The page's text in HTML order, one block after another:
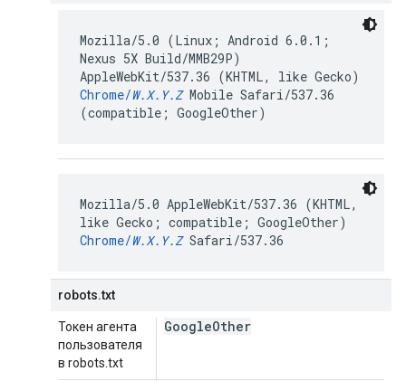
Mozilla/5.0 (Linux; Android 6.0.1;
Nexus 5X Build/MMB29P)
AppleWebKit/537.36 (KHTML, like Gecko)
Chrome/W.X.Y.ZMobile Safari/537.36
(compatible; GoogleOther)
Mozilla/5.0 AppleWebKit/537.36 (KHTML,
like Gecko; compatible; GoogleOther)
Chrome/W.X.Y.ZSafari/537.36
robots.txt
Токен агента
пользователя
в robots.txt
GoogleOther